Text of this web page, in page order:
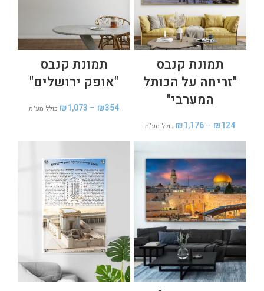
תמונת קנבס
"זריחה על הכותל
המערבי"
₪124
–
₪1,176 כולל מע"מ
תמונת קנבס
"אופק ירושלים"
₪354
–
₪1,073 כולל מע"מ